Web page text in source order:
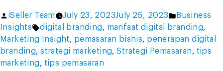
Yuk
Terapkan
Digital
Branding
pada
Posted
by
iSeller Team July 23, 2023July 26, 2023
Posted
in
Business
Insights
Tags:
digital branding, manfaat digital branding,
Marketing Insight, pemasaran bisnis, penerapan digital
branding,strategi marketing,Strategi Pemasaran, tips
marketing, tips pemasaran